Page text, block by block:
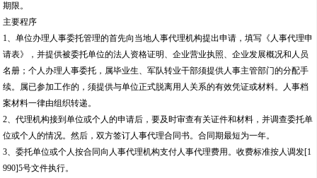
990]5号文件执行。
4、代理机构按合同履行职责，承办代理业务。
5、委托人事代理单位（或个人）须在合同期满前一个月内，带合同书及有关证件和
材料到代理机构重新办理有关手续，逾期不办者，从代理机构发出书面通知之日起
终止代理关系。
6、合同双方如需解除合同，须提前三十天告知对方。代理机构在履行合同时如有违
约，委托单位和个人有权上告代理机构的上级行政主管部门。
主要意义
1、是对人才社会化观念的再认识，促进了人才使用权与所有权的分离。马克思主义
的人才观是人具有社会性，是全社会的财富，为国家和人民所用。而传统的人事管
理是人才单位所有，致使人才对单位产生依附关系，普遍对下岗、失业有恐惧感，